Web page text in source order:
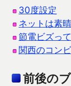
30度設定
ネットは素
節電ビズって
関西のコン
前後の